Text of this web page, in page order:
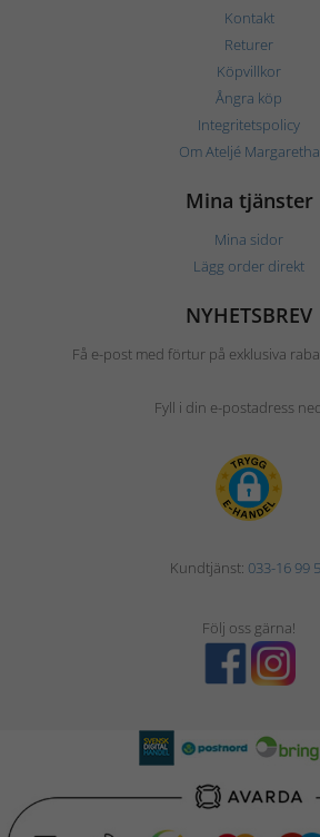
Kontakt
Returer
Köpvillkor
Ångra köp
Integritetspolicy
Om Ateljé Margaretha
Mina tjänster
Mina sidor
Lägg order direkt
NYHETSBREV
Få e-post med förtur på exklusiva
Fyll i din e-postadress
Kundtjänst: 033-16 99
Följ oss gärna!